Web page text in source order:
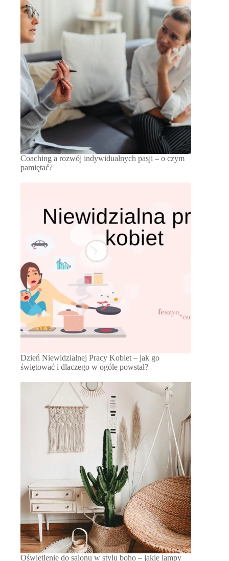
Coaching a rozwój indywidualnych pasji – o czym
pamiętać?
Dzień Niewidzialnej Pracy Kobiet – jak go
świętować i dlaczego w ogóle powstał?
Oświetlenie do salonu w stylu boho – jakie lampy